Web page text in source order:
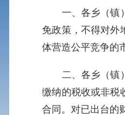
一、各乡（镇）
免政策，不得对外
体营造公平竞争的
二、各乡（镇）
缴纳的税收或非税
合同。对已出台的